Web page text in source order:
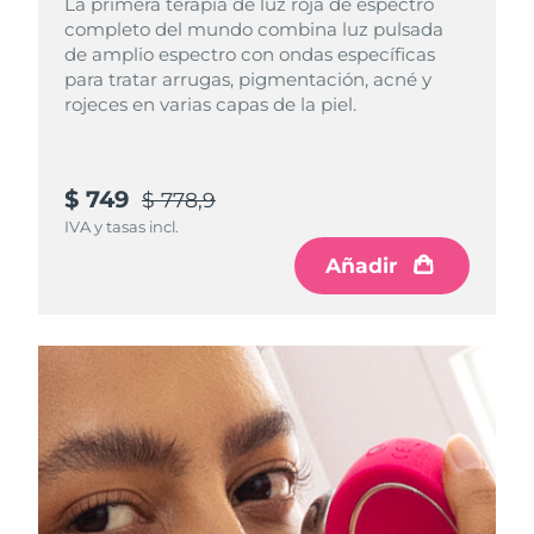
La primera terapia de luz roja de espectro
completo del mundo combina luz pulsada
de amplio espectro con ondas específicas
para tratar arrugas, pigmentación, acné y
rojeces en varias capas de la piel.
$ 749 $ 778,9
IVA y tasas incl.
Añadir
RAE de Macao
(China)
Entrega prevista
Malta
Entrega prevista 8/14/26
8/10/26
Nueva Zelanda 8/10/26
Noruega Entrega prevista8/10/26
Omán Entrega prevista 8/13/26